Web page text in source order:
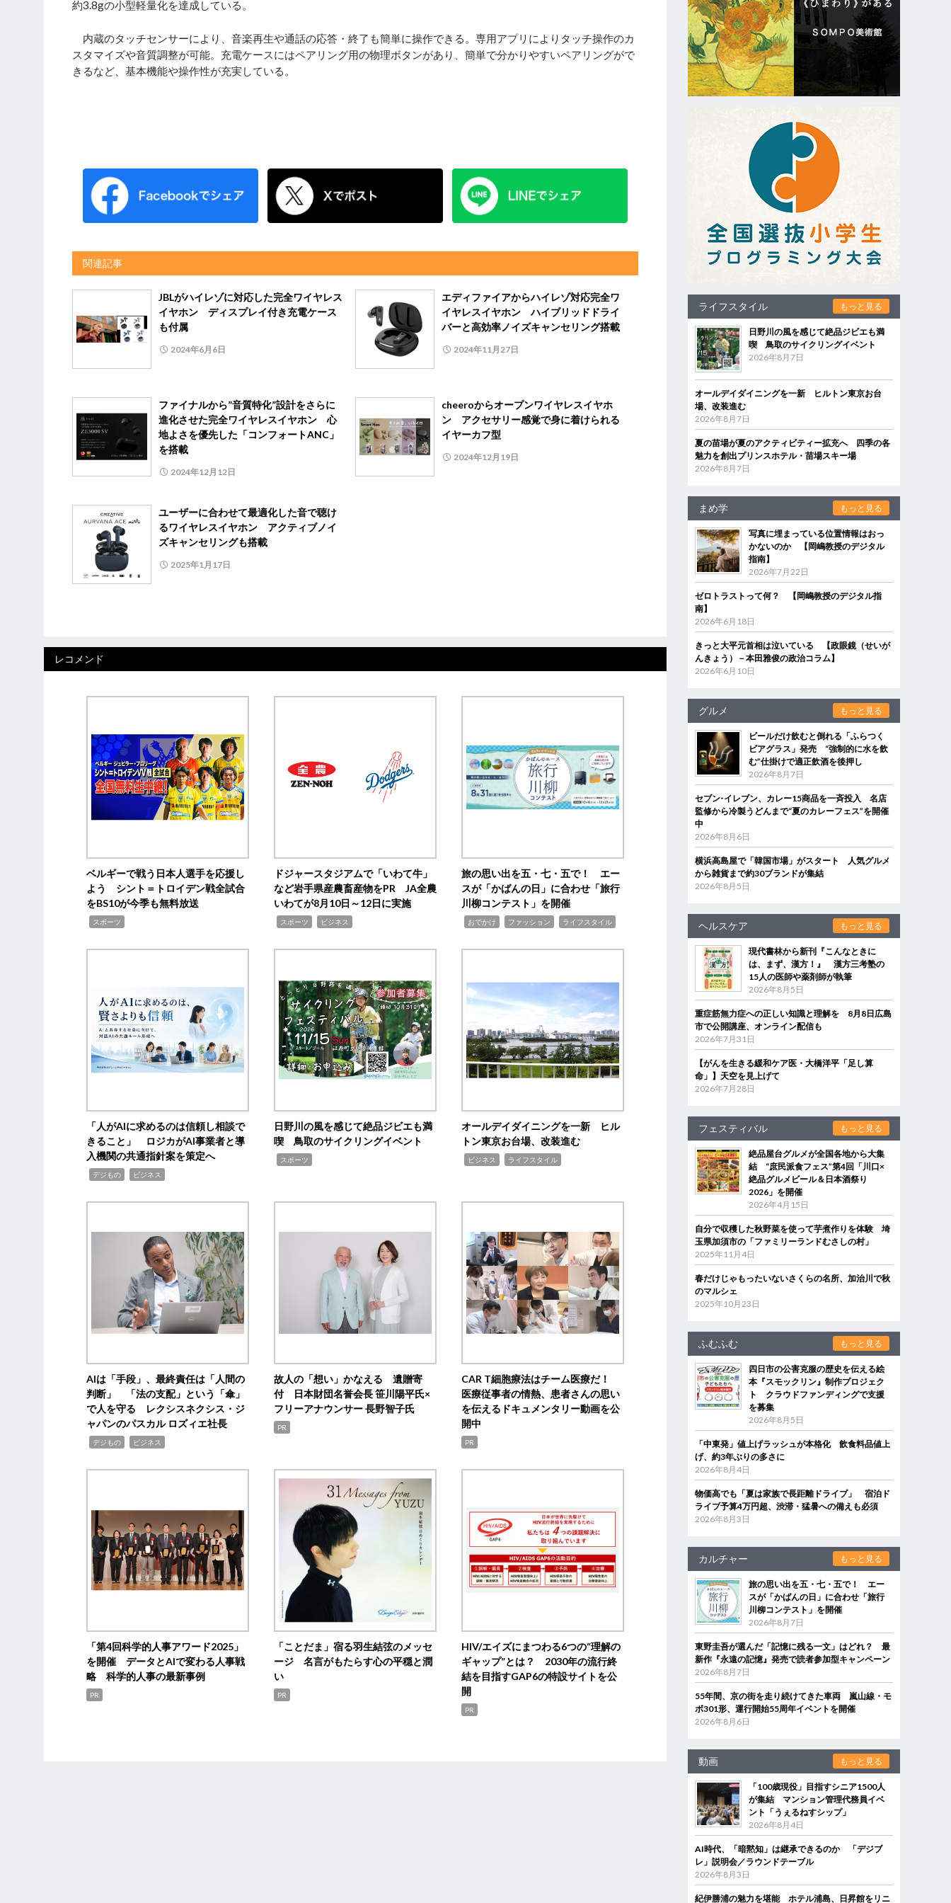
約3.8gの小型軽量化を達成している。
内蔵のタッチセンサーにより、音楽再生や通話の応答・終了も簡単に操作できる。専用アプリによりタッチ操作のカ
スタマイズや音質調整が可能。充電ケースにはペアリング用の物理ボタンがあり、簡単で分かりやすいペアリングがで
きるなど、基本機能や操作性が充実している。
関連記事
JBLがハイレゾに対応した完全ワイヤレス
イヤホン ディスプレイ付き充電ケース
も付属
2024年6月6日
エディファイアからハイレゾ対応完全ワ
イヤレスイヤホン ハイブリッドドライ
バーと高効率ノイズキャンセリング搭載
2024年11月27日
ファイナルから”音質特化”設計をさらに
進化させた完全ワイヤレスイヤホン 心
地よさを優先した「コンフォートANC」
を搭載
2024年12月12日
cheeroからオープンワイヤレスイヤホ
ン アクセサリー感覚で身に着けられる
イヤーカフ型
2024年12月19日
ユーザーに合わせて最適化した音で聴け
るワイヤレスイヤホン アクティブノイ
ズキャンセリングも搭載
2025年1月17日
レコメンド
ベルギーで戦う日本人選手を応援し
よう シント＝トロイデン戦全試合
をBS10が今季も無料放送
スポーツ
ドジャースタジアムで「いわて牛」
など岩手県産農畜産物をPR JA全農
いわてが8月10日～12日に実施
スポーツ ビジネス
旅の思い出を五・七・五で！ エー
スが「かばんの日」に合わせ「旅行
川柳コンテスト」を開催
おでかけ ファッション ライフスタイル
「人がAIに求めるのは信頼し相談で
きること」 ロジカがAI事業者と導
入機関の共通指針案を策定へ
デジもの ビジネス
日野川の風を感じて絶品ジビエも満
喫 鳥取のサイクリングイベント
スポーツ
オールデイダイニングを一新 ヒル
トン東京お台場、改装進む
ビジネス ライフスタイル
AIは「手段」、最終責任は「人間の
判断」 「法の支配」という「傘」
で人を守る レクシスネクシス・ジ
ャパンのパスカル ロズィエ社長
デジもの ビジネス
故人の「想い」かなえる 遺贈寄
付 日本財団名誉会長 笹川陽平氏×
フリーアナウンサー 長野智子氏
PR
CAR T細胞療法はチーム医療だ！
医療従事者の情熱、患者さんの思い
を伝えるドキュメンタリー動画を公
開中
PR
「第4回科学的人事アワード2025」
を開催 データとAIで変わる人事戦
略 科学的人事の最新事例
PR
「ことだま」宿る羽生結弦のメッセ
ージ 名言がもたらす心の平穏と潤
い
PR
HIV/エイズにまつわる6つの“理解の
ギャップ”とは？ 2030年の流行終
結を目指すGAP6の特設サイトを公
開
PR
ライフスタイル もっと見る
日野川の風を感じて絶品ジビエも満
喫 鳥取のサイクリングイベント
2026年8月7日
オールデイダイニングを一新 ヒルトン東京お台
場、改装進む
2026年8月7日
夏の苗場が夏のアクティビティー拡充へ 四季の各
魅力を創出プリンスホテル・苗場スキー場
2026年8月7日
まめ学 もっと見る
写真に埋まっている位置情報はおっ
かないのか 【岡嶋教授のデジタル
指南】
2026年7月22日
ゼロトラストって何？ 【岡嶋教授のデジタル指
南】
2026年6月18日
きっと大平元首相は泣いている 【政眼鏡（せいが
んきょう）－本田雅俊の政治コラム】
2026年6月10日
グルメ もっと見る
ビールだけ飲むと倒れる「ふらつく
ビアグラス」発売 “強制的に水を飲
む”仕掛けで適正飲酒を後押し
2026年8月7日
セブン‐イレブン、カレー15商品を一斉投入 名店
監修から冷製うどんまで“夏のカレーフェス”を開催
中
2026年8月6日
横浜高島屋で「韓国市場」がスタート 人気グルメ
から雑貨まで約30ブランドが集結
2026年8月5日
ヘルスケア もっと見る
現代書林から新刊『こんなときに
は、まず、漢方！』 漢方三考塾の
15人の医師や薬剤師が執筆
2026年8月5日
重症筋無力症への正しい知識と理解を 8月8日広島
市で公開講座、オンライン配信も
2026年7月31日
【がんを生きる緩和ケア医・大橋洋平「足し算
命」】天空を見上げて
2026年7月28日
フェスティバル もっと見る
絶品屋台グルメが全国各地から大集
結 “庶民派食フェス”第4回「川口×
絶品グルメビール＆日本酒祭り
2026」を開催
2026年4月15日
自分で収穫した秋野菜を使って芋煮作りを体験 埼
玉県加須市の「ファミリーランドむさしの村」
2025年11月4日
春だけじゃもったいないさくらの名所、加治川で秋
のマルシェ
2025年10月23日
ふむふむ もっと見る
四日市の公害克服の歴史を伝える絵
本『スモックリン』制作プロジェク
ト クラウドファンディングで支援
を募集
2026年8月5日
「中東発」値上げラッシュが本格化 飲食料品値上
げ、約3年ぶりの多さに
2026年8月4日
物価高でも「夏は家族で長距離ドライブ」 宿泊ド
ライブ予算4万円超、渋滞・猛暑への備えも必須
2026年8月3日
カルチャー もっと見る
旅の思い出を五・七・五で！ エー
スが「かばんの日」に合わせ「旅行
川柳コンテスト」を開催
2026年8月7日
東野圭吾が選んだ「記憶に残る一文」はどれ？ 最
新作『永遠の記憶』発売で読者参加型キャンペーン
2026年8月7日
55年間、京の街を走り続けてきた車両 嵐山線・モ
ボ301形、運行開始55周年イベントを開催
2026年8月6日
動画 もっと見る
「100歳現役」目指すシニア1500人
が集結 マンション管理代務員イベ
ント「うぇるねすシップ」
2026年8月4日
AI時代、「暗黙知」は継承できるのか 「デジブ
レ」説明会／ラウンドテーブル
2026年8月3日
紀伊勝浦の魅力を堪能 ホテル浦島、日昇館をリニ